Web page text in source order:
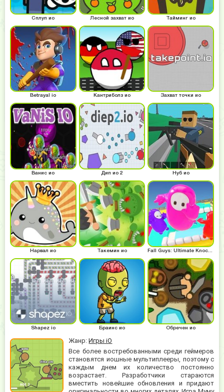
Жанр:Игры iO
Все более востребованными среди геймеров
становятся иошные мультиплееры, поэтому с
каждым днем их количество постоянно
возрастает. Разработчики стараются
вместить новейшие обновления и придают
Сплуп ио Лесной захват ио Тайминг ио
Betrayal io Кантриболз ио Захват точки ио
Ванис ио Дип ио 2 Нуб ио
Нарвал ио Такемин ио
Shapez io Браинс ио Обречен ио